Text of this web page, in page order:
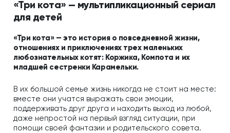
«Три кота» — мультипликационный сериал
для детей
«Три кота» — это история о повседневной жизни,
отношениях и приключениях трех маленьких
любознательных котят: Коржика, Компота и их
младшей сестренки Карамельки.
В их большой семье жизнь никогда не стоит на месте:
вместе они учатся выражать свои эмоции,
поддерживать друг друга и находить выход из любой,
даже непростой на первый взгляд ситуации, при
помощи своей фантазии и родительского совета.